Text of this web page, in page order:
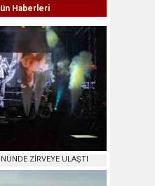
Haberleri
ZİRVEYE ULAŞTI